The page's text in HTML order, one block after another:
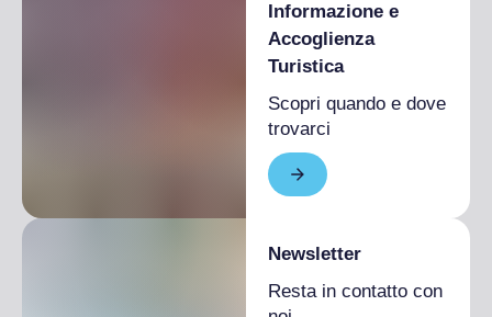
Informazione e
Accoglienza
Turistica
Scopri quando e dove
trovarci
Newsletter
Resta in contatto con